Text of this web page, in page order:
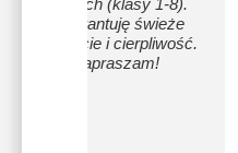
lekcjach (klasy 1-8).
Gwarantuję świeże
podejście i cierpliwość.
Zapraszam!